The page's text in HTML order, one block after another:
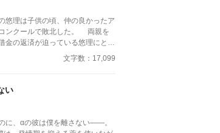
悠理は子供の頃、仲の良かったア
ンクールで敗北した。 両親を
金の返済が迫っている悠理にとっ
コンクールの賞金を得る事がラス
しかし、司に敗北した悠理は
招いたパーティーで司に想い人
悠理は地味な自分がオメガだとバ
して司を嵌めて慰謝料を奪おうと
文字数：17,099
い
に、αの彼は僕を離さない――。